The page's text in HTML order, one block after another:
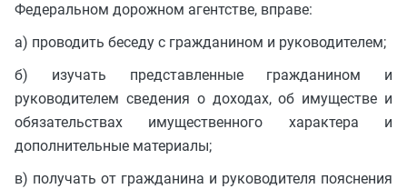
Федеральном дорожном агентстве, вправе:
а) проводить беседу с гражданином и руководителем;
б) изучать представленные гражданином и
руководителем сведения о доходах, об имуществе и
обязательствах имущественного характера и
дополнительные материалы;
в) получать от гражданина и руководителя пояснения